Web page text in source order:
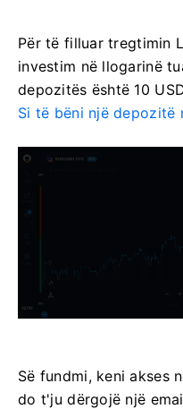
Për të filluar tregtimin
investim në llogarinë
depozitës është 10
Si të bëni një depozitë
Së fundmi, keni akses
do t'ju dërgojë një